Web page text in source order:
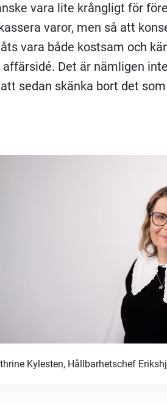
vara lite krångligt för
varor, men så att
vara både kostsam och
Det är nämligen
sedan skänka bort det
Kylesten, Hållbarhetschef